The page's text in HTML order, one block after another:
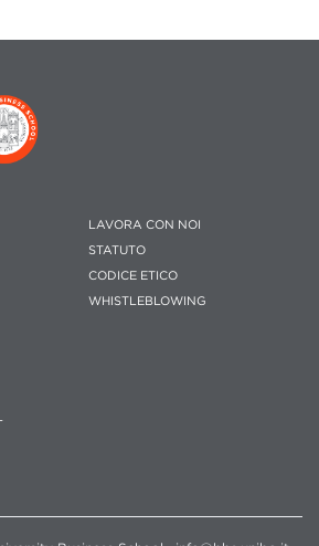
LAVORA CON NOI
STATUTO
CODICE ETICO
WHISTLEBLOWING